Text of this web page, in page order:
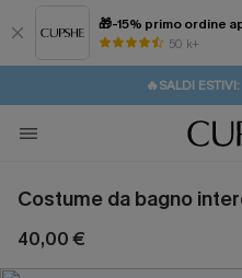
🎁-15% primo ordine
50 k+
⚡️-15% SUGLI
🔥SALDI ESTIVI:
🚚SPEDIZIONE
💌REGALO PER I
Costume da bagno
40,00 €